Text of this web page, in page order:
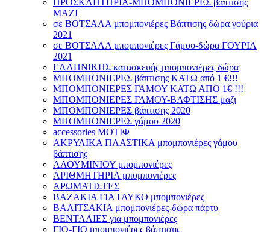
ΠΡΟΣΚΛΗΤΗΡΙΑ-ΜΠΟΜΠΟΝΙΕΡΕΣ βάπτισης
ΜΑΖΙ
σε ΒΟΤΣΑΛΑ μπομπονιέρες Βάπτισης δώρα γούρια
2021
σε ΒΟΤΣΑΛΑ μπομπονιέρες Γάμου-δώρα ΓΟΥΡΙΑ
2021
ΕΛΛΗΝΙΚΗΣ κατασκευής μπομπονιέρες δώρα
ΜΠΟΜΠΟΝΙΕΡΕΣ βάπτισης ΚΑΤΩ από 1 €!!!
ΜΠΟΜΠΟΝΙΕΡΕΣ ΓΑΜΟΥ ΚΑΤΩ ΑΠΟ 1€ !!!
ΜΠΟΜΠΟΝΙΕΡΕΣ ΓΑΜΟΥ-ΒΑΦΤΙΣΗΣ μαζι
ΜΠΟΜΠΟΝΙΕΡΕΣ βάπτισης 2020
ΜΠΟΜΠΟΝΙΕΡΕΣ γάμου 2020
accessories ΜΟΤΙΦ
ΑΚΡΥΛΙΚΑ ΠΛΑΣΤΙΚΑ μπομπονιέρες γάμου
βάπτισης
ΑΛΟΥΜΙΝΙΟΥ μπομπονιέρες
ΑΡΙΘΜΗΤΗΡΙΑ μπομπονιέρες
ΑΡΩΜΑΤΙΣΤΕΣ
ΒΑΖΑΚΙΑ ΓΙΑ ΓΛΥΚΟ μπομπονιέρες
ΒΑΛΙΤΣΑΚΙΑ μπομπονιέρες-δώρα πάρτυ
ΒΕΝΤΑΛΙΕΣ για μπομπονιέρες
ΓΙΟ-ΓΙΟ μπομπονιέρες βάπτισης